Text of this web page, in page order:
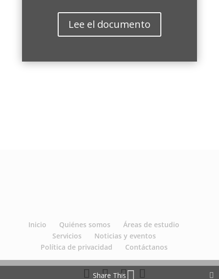
Lee el documento
Inicio Quiénes somos
Áreas de estudio
Servicios
Noticias y eventos
Política de privacidad
Contáctanos
Share This